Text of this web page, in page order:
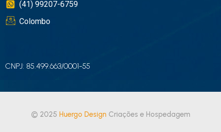
(41) 99207-6759
Colombo
CNPJ: 85.499.663/0001-55
© 2025 Huergo Design Criações e Hospedagem